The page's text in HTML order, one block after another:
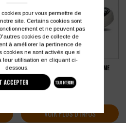
CHAUSSURES DE SÉCURITÉ FEMME
PARADE VENICE S1P
74,40€
VOIR PLUS D'INFOS
pour vous permettre de
site. Certains cookies sont
et ne peuvent pas
cookies de collecte de
à améliorer la pertinence de
cookies ne sont activés que si
leur utilisation en cliquant ci-
dessous.
ACCEPTER TOUT INTERDIRE